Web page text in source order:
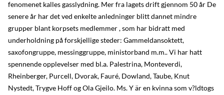
fenomenet kalles gasslydning. Mer fra lagets drift gjennom 50 år De
senere år har det ved enkelte anledninger blitt dannet mindre
grupper blant korpsets medlemmer , som har bidratt med
underholdning på forskjellige steder: Gammeldansoktett,
saxofongruppe, messinggruppe, ministorband m.m.. Vi har hatt
spennende opplevelser med bl.a. Palestrina, Monteverdi,
Rheinberger, Purcell, Dvorak, Fauré, Dowland, Taube, Knut
Nystedt, Trygve Hoff og Ola Gjeilo. Ms. Y är en kvinna som v?ldtogs